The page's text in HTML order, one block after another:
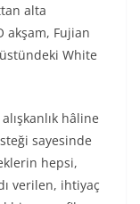
alta
akşam, Fujian
White
hâline
sayesinde
hepsi,
verilen, ihtiyaç